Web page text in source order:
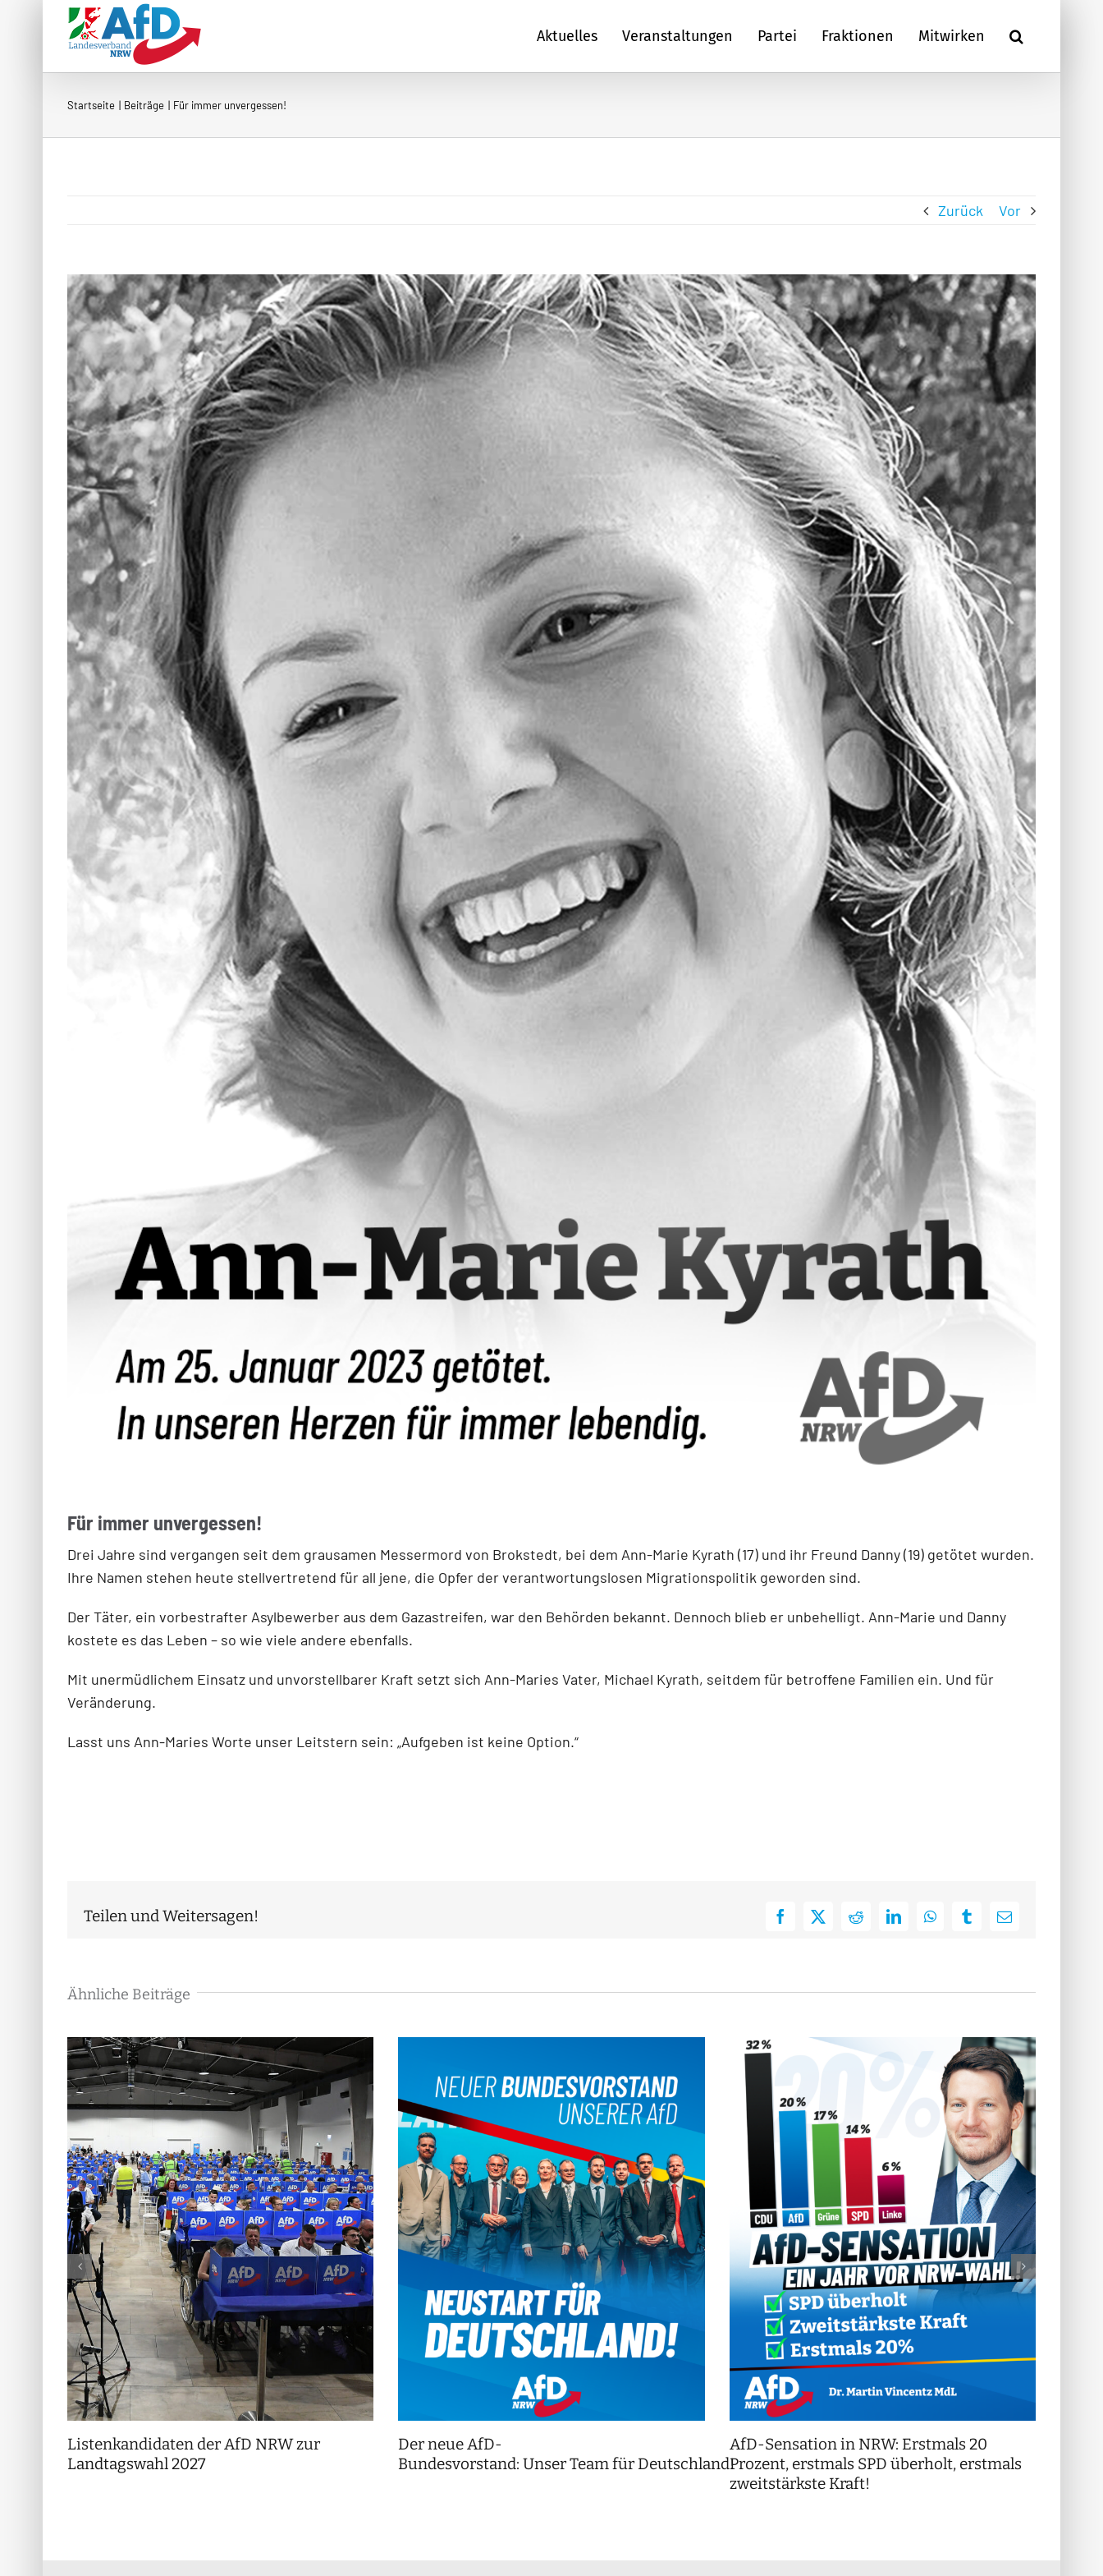
Aktuelles Veranstaltungen Partei Fraktionen Mitwirken
Startseite Beiträge Für immer unvergessen!
Zurück Vor
Für immer unvergessen!
Drei Jahre sind vergangen seit dem grausamen Messermord von Brokstedt, bei dem Ann-Marie Kyrath (17) und ihr Freund Danny (19) getötet wurden.
Ihre Namen stehen heute stellvertretend für all jene, die Opfer der verantwortungslosen Migrationspolitik geworden sind.
Der Täter, ein vorbestrafter Asylbewerber aus dem Gazastreifen, war den Behörden bekannt. Dennoch blieb er unbehelligt. Ann-Marie und Danny
kostete es das Leben – so wie viele andere ebenfalls.
Mit unermüdlichem Einsatz und unvorstellbarer Kraft setzt sich Ann-Maries Vater, Michael Kyrath, seitdem für betroffene Familien ein. Und für
Veränderung.
Lasst uns Ann-Maries Worte unser Leitstern sein: „Aufgeben ist keine Option.“
Teilen und Weitersagen! Facebook
X RedditLinkedInWhatsAppTumblrE-
Ähnliche Beiträge
Listenkandidaten der AfD NRW zur
Landtagswahl 2027
Der neue AfD-
Bundesvorstand: Unser Team für Deutschland!
AfD-Sensation in NRW: Erstmals 20
Prozent, erstmals SPD überholt, erstmals
zweitstärkste Kraft!